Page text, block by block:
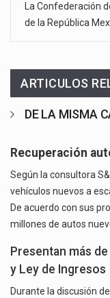
La Confederación
de la República
ARTICULOS
DE LA MISMA
Recuperación
Según la consultora
vehículos nuevos a
De acuerdo con sus
millones de autos
Presentan más
y Ley de Ingresos
Durante la discusión